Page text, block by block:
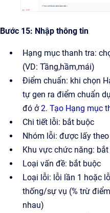
Bước 15: Nhập thông tin
Hạng mục thanh tra:
(VD: Tầng,hầm,mái)
Điểm chuẩn: khi chọn
tự gen ra điểm chuẩn
đó ở2. Tạo Hạng mục
Chi tiết lỗi: bắt buộc
Nhóm lỗi: được lấy
Khu vực chức năng:
Loại vấn đề: bắt buộc
Loại lỗi: lỗi lần 1 hoặc
thống/sự vụ (% trừ
nhau)